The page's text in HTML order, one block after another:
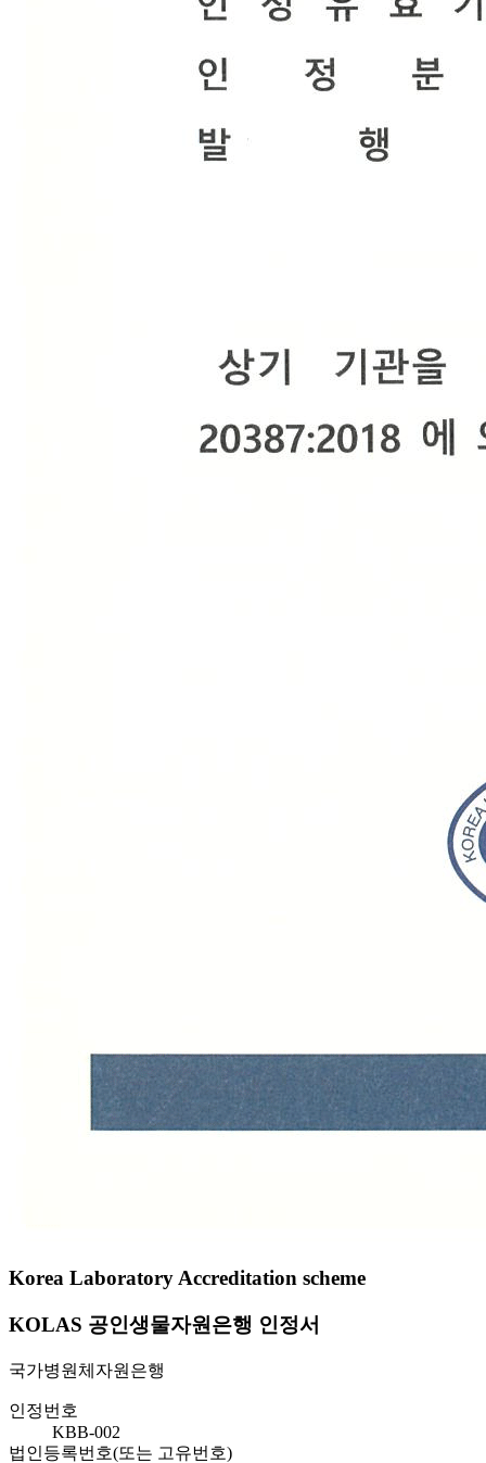
Korea Laboratory Accreditation scheme
KOLAS 공인생물자원은행 인정서
국가병원체자원은행
인정번호
KBB-002
법인등록번호(또는 고유번호)